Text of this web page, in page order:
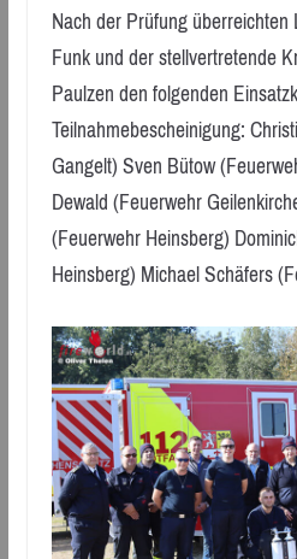
Nach der Prüfung
Funk und der stellvertretende
Paulzen den folgenden
Teilnahmebescheinigung:
Gangelt) Sven Bütow
Dewald (Feuerwehr
(Feuerwehr Heinsberg)
Heinsberg) Michael Schäfers